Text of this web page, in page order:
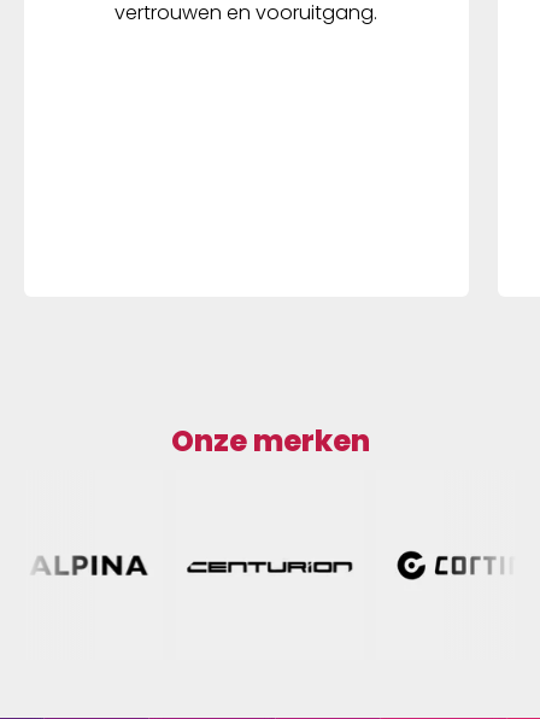
vertrouwen en vooruitgang.
Onze merken